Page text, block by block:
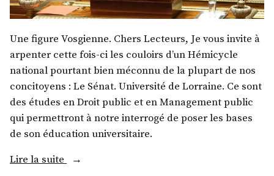
Une figure Vosgienne. Chers Lecteurs, Je vous invite à
arpenter cette fois-ci les couloirs d’un Hémicycle
national pourtant bien méconnu de la plupart de nos
concitoyens : Le Sénat. Université de Lorraine. Ce sont
des études en Droit public et en Management public
qui permettront à notre interrogé de poser les bases
de son éducation universitaire.
Lire la suite
« M.